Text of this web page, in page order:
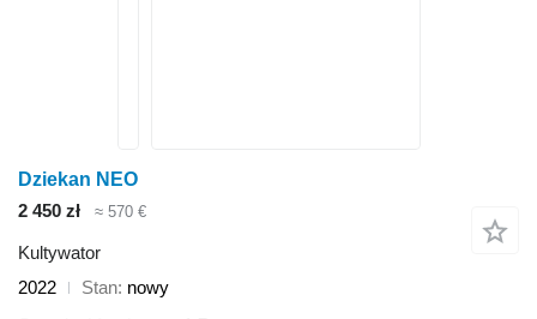
Dziekan NEO
2 450 zł
≈ 570 €
Kultywator
2022
Stan nowy